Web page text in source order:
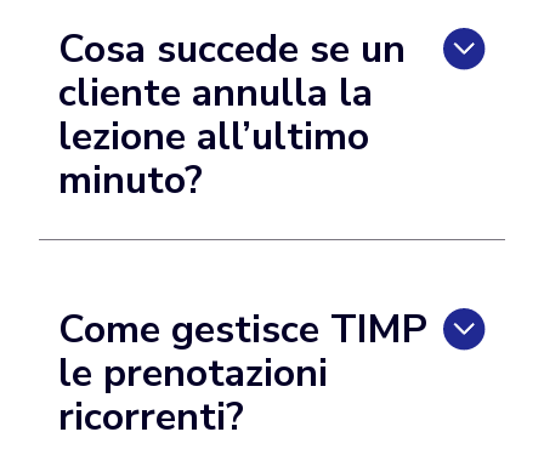
Cosa succede se un
cliente annulla la
lezione all’ultimo
minuto?
Come gestisce TIMP
le prenotazioni
ricorrenti?